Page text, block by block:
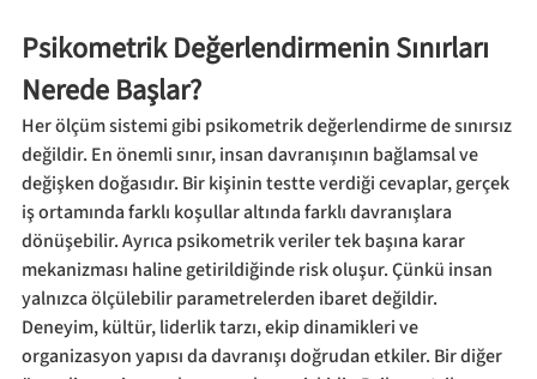
Psikometrik Değerlendirmenin Sınırları
Nerede Başlar?
Her ölçüm sistemi gibi psikometrik değerlendirme de sınırsız
değildir. En önemli sınır, insan davranışının bağlamsal ve
değişken doğasıdır. Bir kişinin testte verdiği cevaplar, gerçek
iş ortamında farklı koşullar altında farklı davranışlara
dönüşebilir. Ayrıca psikometrik veriler tek başına karar
mekanizması haline getirildiğinde risk oluşur. Çünkü insan
yalnızca ölçülebilir parametrelerden ibaret değildir.
Deneyim, kültür, liderlik tarzı, ekip dinamikleri ve
organizasyon yapısı da davranışı doğrudan etkiler. Bir diğer